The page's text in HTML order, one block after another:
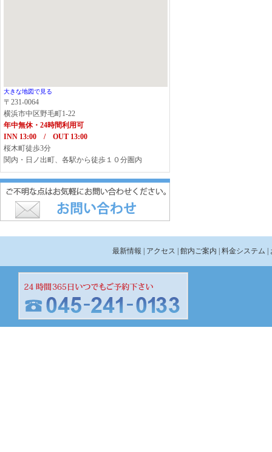
大きな地図で見る
〒231-0064
横浜市中区野毛町1-22
年中無休・24時間利用可
INN 13:00 / OUT 13:00
桜木町徒歩3分
関内・日ノ出町、各駅から徒歩１０分圏内
最新情報 | アクセス | 館内ご案内 | 料金システム